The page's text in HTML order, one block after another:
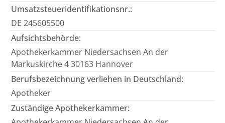
Umsatzsteueridentifikationsnr.:
DE 245605500
Aufsichtsbehörde:
Apothekerkammer Niedersachsen An der
Markuskirche 4 30163 Hannover
Berufsbezeichnung verliehen in Deutschland:
Apotheker
Zuständige Apothekerkammer: